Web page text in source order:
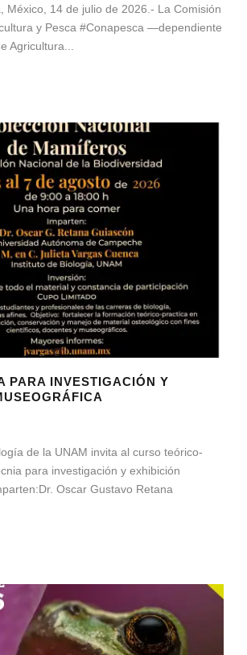
México, 14 de julio de 2026.- La Comisión
y Pesca #Conapesca —dependiente
Agricultura...
PARA INVESTIGACIÓN Y
de la UNAM invita al curso teórico-
para investigación y exhibición
Oscar Gustavo Retana